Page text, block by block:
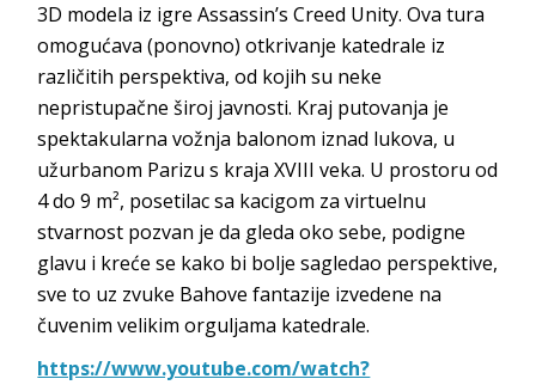
3D modela iz igre Assassin’s Creed Unity. Ova tura
omogućava (ponovno) otkrivanje katedrale iz
različitih perspektiva, od kojih su neke
nepristupačne široj javnosti. Kraj putovanja je
spektakularna vožnja balonom iznad lukova, u
užurbanom Parizu s kraja XVIII veka. U prostoru od
4 do 9 m², posetilac sa kacigom za virtuelnu
stvarnost pozvan je da gleda oko sebe, podigne
glavu i kreće se kako bi bolje sagledao perspektive,
sve to uz zvuke Bahove fantazije izvedene na
čuvenim velikim orguljama katedrale.
https://www.youtube.com/watch?